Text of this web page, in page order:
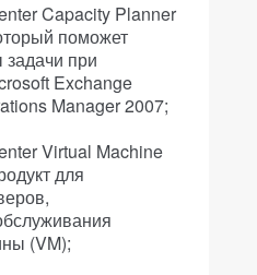
Capacity Planner
поможет
при
Exchange
Manager 2007;
Virtual Machine
для
(VM);